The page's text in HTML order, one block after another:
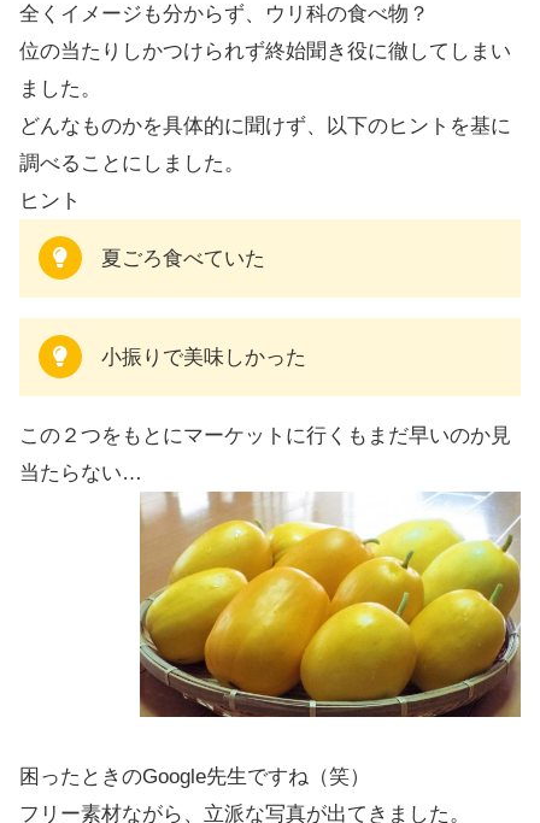
全くイメージも分からず、ウリ科の食べ物？
位の当たりしかつけられず終始聞き役に徹してしまい
ました。
どんなものかを具体的に聞けず、以下のヒントを基に
調べることにしました。
ヒント
夏ごろ食べていた
小振りで美味しかった
この２つをもとにマーケットに行くもまだ早いのか見
当たらない…
困ったときのGoogle先生ですね（笑）
フリー素材ながら、立派な写真が出てきました。